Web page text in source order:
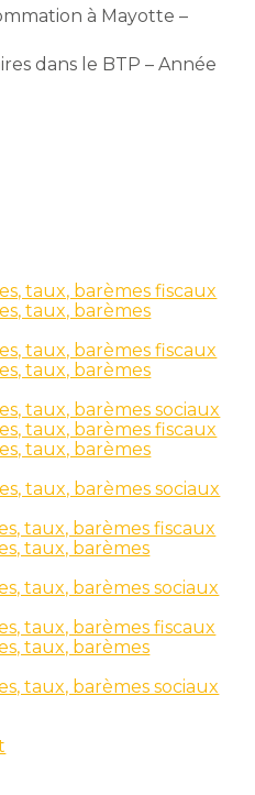
à Mayotte –
dans le BTP – Année
taux, barèmes fiscaux
taux, barèmes
taux, barèmes fiscaux
taux, barèmes
taux, barèmes sociaux
taux, barèmes fiscaux
taux, barèmes
taux, barèmes sociaux
taux, barèmes fiscaux
taux, barèmes
taux, barèmes sociaux
taux, barèmes fiscaux
taux, barèmes
taux, barèmes sociaux